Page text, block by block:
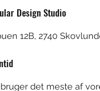
Design Studio
12B, 2740
det meste af